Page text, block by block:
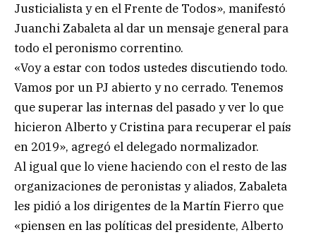
Justicialista y en el Frente de Todos», manifestó
Juanchi Zabaleta al dar un mensaje general para
todo el peronismo correntino.
«Voy a estar con todos ustedes discutiendo todo.
Vamos por un PJ abierto y no cerrado. Tenemos
que superar las internas del pasado y ver lo que
hicieron Alberto y Cristina para recuperar el país
en 2019», agregó el delegado normalizador.
Al igual que lo viene haciendo con el resto de las
organizaciones de peronistas y aliados, Zabaleta
les pidió a los dirigentes de la Martín Fierro que
«piensen en las políticas del presidente, Alberto